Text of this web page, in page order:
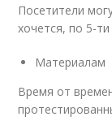
Посетители
хочется, по 5-
Материалам
Время от